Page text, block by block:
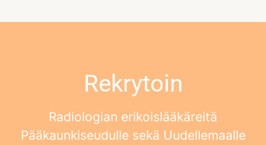
Rekrytoin
Radiologian erikoislääkäreitä
Pääkaunkiseudulle sekä Uudellemaalle